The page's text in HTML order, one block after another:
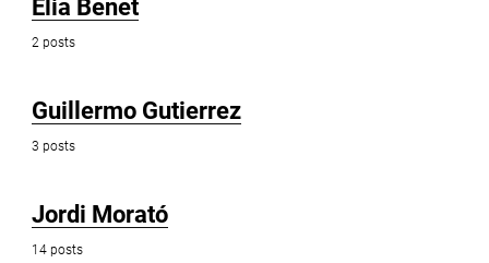
Èlia Benet
2 posts
Guillermo Gutierrez
3 posts
Jordi Morató
14 posts